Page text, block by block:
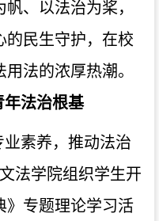
、以法治为桨，
的民生守护，在校
法的浓厚热潮。
年法治根基
素养，推动法治
法学院组织学生开
》专题理论学习活